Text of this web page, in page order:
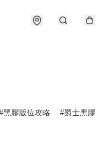
黑膠版位攻略 爵士黑膠圖